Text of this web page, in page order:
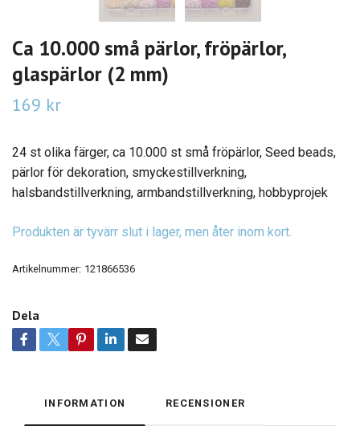
Ca 10.000 små pärlor, fröpärlor,
glaspärlor (2 mm)
169 kr
24 st olika färger, ca 10.000 st små fröpärlor, Seed beads,
pärlor för dekoration, smyckestillverkning,
halsbandstillverkning, armbandstillverkning, hobbyprojek
Produkten är tyvärr slut i lager, men åter inom kort.
Artikelnummer: 121866536
Dela
INFORMATION RECENSIONER